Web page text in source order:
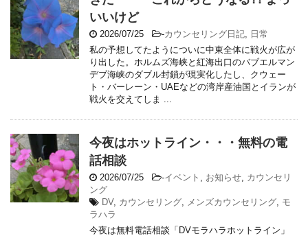
いいけど
2026/07/25 -カウンセリング日記, 日常
私の予想してたようについに中東全体に戦火が広が
り出した。ホルムズ海峡と紅海出口のバブエルマン
デブ海峡のダブル封鎖が現実化したし、クウェー
ト・バーレーン・UAEなどの湾岸産油国とイランが
戦火を交えてしま ...
今夜はホットライン・・・無料の電
話相談
2026/07/25 -イベント , お知らせ, カウンセリ
ング
DV, カウンセリング, メンズカウンセリング, モ
ラハラ
今夜は無料電話相談「DVモラハラホットライン」